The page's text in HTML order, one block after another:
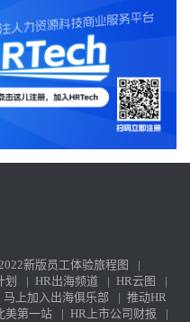
新版员工体验旅程图
|
划 | HR出海频道 | HR云图
|
马上加入出海俱乐部 | 推动HR
美第一站 | HR上市公司财报
|